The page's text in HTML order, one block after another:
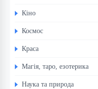
Кіно
Космос
Краса
Магія, таро, езотерика
Наука та природа